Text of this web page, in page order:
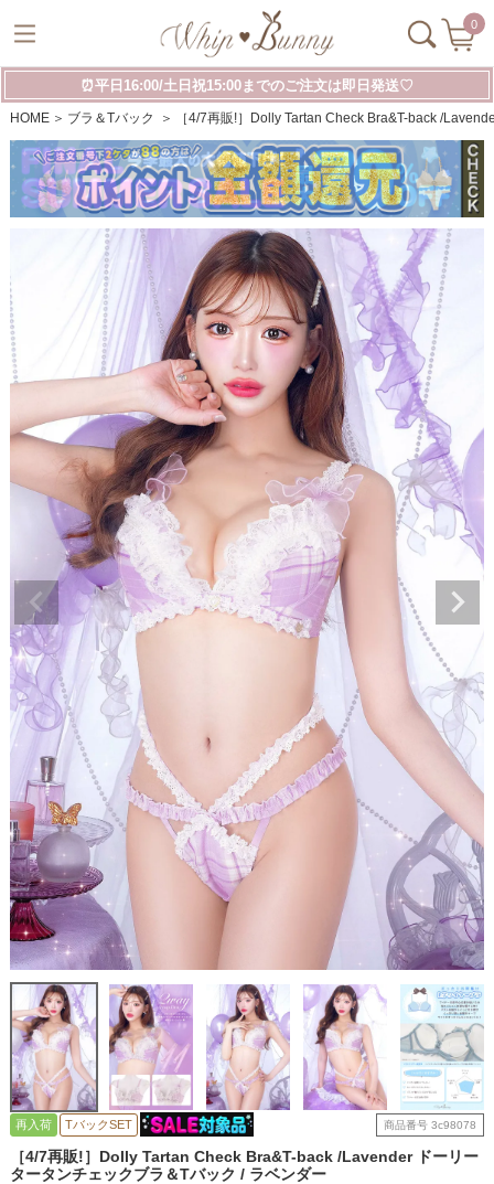
0
⏰平日16:00/土日祝15:00までのご注文は即日発送♡
HOME ブラ＆Tバック ［4/7再販!］Dolly Tartan Check Bra&T-back /
再入荷 TバックSET 商品番号 3c98078
［4/7再販!］Dolly Tartan Check Bra&T-back /Lavender ドーリー
タータンチェックブラ＆Tバック / ラベンダー